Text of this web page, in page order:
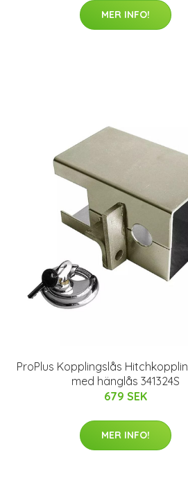
MER INFO!
ProPlus Kopplingslås
med hänglås 341324S
679 SEK
MER INFO!